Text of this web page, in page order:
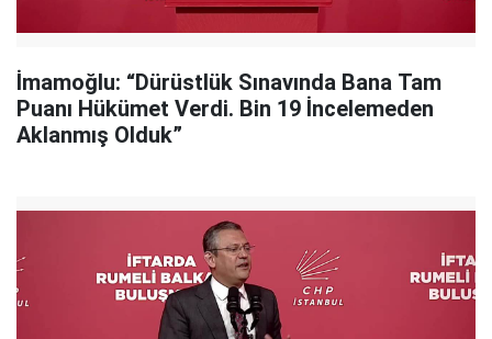
İmamoğlu: “Dürüstlük Sınavında Bana Tam
Puanı Hükümet Verdi. Bin 19 İncelemeden
Aklanmış Olduk”